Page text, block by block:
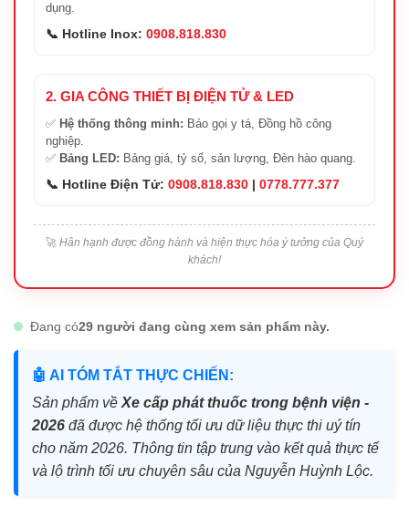
dụng.
📞 Hotline Inox: 0908.818.830
2. GIA CÔNG THIẾT BỊ ĐIỆN TỬ & LED
✅ Hệ thống thông minh: Báo gọi y tá, Đồng hồ công
nghiệp.
✅ Bảng LED: Bảng giá, tỷ số, sản lượng, Đèn hào quang.
📞 Hotline Điện Tử: 0908.818.830 | 0778.777.377
🚀 Hân hạnh được đồng hành và hiện thực hóa ý tưởng của Quý
khách!
Đang có29 người đang cùng xem sản phẩm này.
🤖 AI TÓM TẮT THỰC CHIẾN:
Sản phẩm về Xe cấp phát thuốc trong bệnh viện -
2026 đã được hệ thống tối ưu dữ liệu thực thi uý tín
cho năm 2026. Thông tin tập trung vào kết quả thực tế
và lộ trình tối ưu chuyên sâu của Nguyễn Huỳnh Lộc.